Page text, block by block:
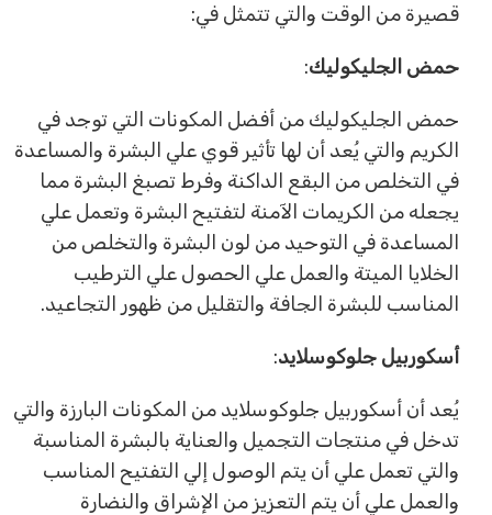
قصيرة من الوقت والتي تتمثل في:
حمضالجليكوليك:
حمض الجليكوليك من أفضل المكونات التي توجد في
الكريم والتي يُعد أن لها تأثير قوي علي البشرة والمساعدة
في التخلص من البقع الداكنة وفرط تصبغ البشرة مما
يجعله من الكريمات الآمنة لتفتيح البشرة وتعمل علي
المساعدة في التوحيد من لون البشرة والتخلص من
الخلايا الميتة والعمل علي الحصول علي الترطيب
المناسب للبشرة الجافة والتقليل من ظهور التجاعيد.
أسكوربيل جلوكوسلايد:
يُعد أن أسكوربيل جلوكوسلايد من المكونات البارزة والتي
تدخل في منتجات التجميل والعناية بالبشرة المناسبة
والتي تعمل علي أن يتم الوصول إلي التفتيح المناسب
والعمل علي أن يتم التعزيز من الإشراق والنضارة